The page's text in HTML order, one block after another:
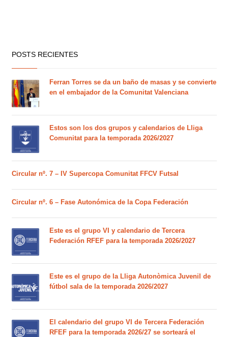
POSTS RECIENTES
Ferran Torres se da un baño de masas y se convierte
en el embajador de la Comunitat Valenciana
Estos son los dos grupos y calendarios de Lliga
Comunitat para la temporada 2026/2027
Circular nº. 7 – IV Supercopa Comunitat FFCV Futsal
Circular nº. 6 – Fase Autonómica de la Copa Federación
Este es el grupo VI y calendario de Tercera
Federación RFEF para la temporada 2026/2027
Este es el grupo de la Lliga Autonòmica Juvenil de
fútbol sala de la temporada 2026/2027
El calendario del grupo VI de Tercera Federación
RFEF para la temporada 2026/27 se sorteará el